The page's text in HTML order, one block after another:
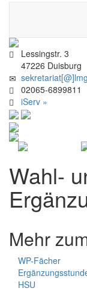
Lessingstr. 3
47226 Duisburg
02065-6899811
iServ »
Wahl-
Mehr
WP-Fächer
HSU